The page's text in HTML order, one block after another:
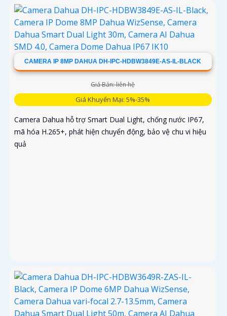
CAMERA IP 8MP DAHUA DH-IPC-HDBW3849E-AS-IL-BLACK
Giá Bán: liên hệ
Giá Khuyến Mại: 5%-35%
Camera Dahua hỗ trợ Smart Dual Light, chống nước IP67,
mã hóa H.265+, phát hiện chuyển động, bảo vệ chu vi hiệu
quả